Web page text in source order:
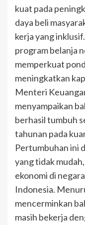
kuat pada
daya beli
kerja yang
program belanja
memperkuat
meningkatkan
Menteri
menyampaikan
berhasil tumbuh
tahunan pada
Pertumbuhan ini
yang tidak
ekonomi di
Indonesia.
mencerminkan
masih bekerja